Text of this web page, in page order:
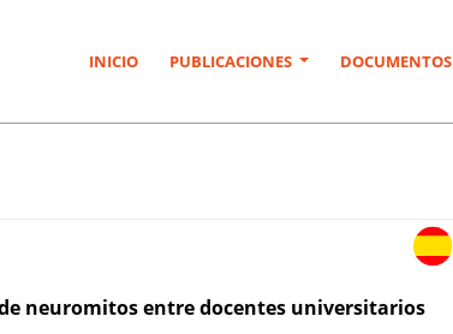
INICIO PUBLICACIONES DOCUMENTOS
neuromitos entre docentes universitarios